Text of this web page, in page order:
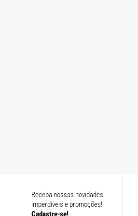
Receba nossas novidades
imperdíveis e promoções!
Cadastre-se!